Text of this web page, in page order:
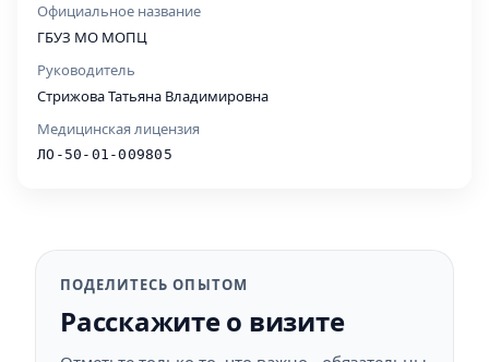
Официальное название
ГБУЗ МО МОПЦ
Руководитель
Стрижова Татьяна Владимировна
Медицинская лицензия
ЛО-50-01-009805
ПОДЕЛИТЕСЬ ОПЫТОМ
Расскажите о визите